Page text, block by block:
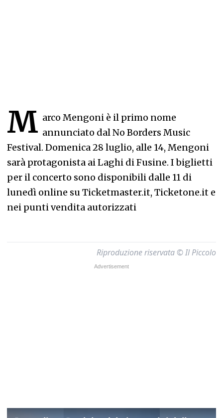
M arco Mengoni è il primo nome
annunciato dal No Borders Music
Festival. Domenica 28 luglio, alle 14, Mengoni
sarà protagonista ai Laghi di Fusine. I biglietti
per il concerto sono disponibili dalle 11 di
lunedì online su Ticketmaster.it, Ticketone.it e
nei punti vendita autorizzati
Riproduzione riservata © Il Piccolo